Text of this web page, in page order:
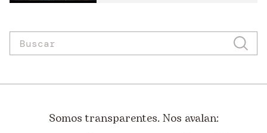
Somos transparentes. Nos avalan: